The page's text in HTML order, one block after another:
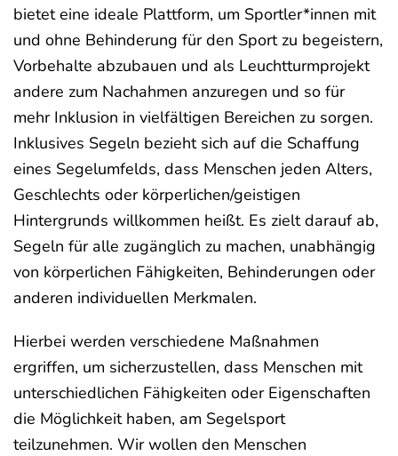
bietet eine ideale Plattform, um Sportler*innen mit
und ohne Behinderung für den Sport zu begeistern,
Vorbehalte abzubauen und als Leuchtturmprojekt
andere zum Nachahmen anzuregen und so für
mehr Inklusion in vielfältigen Bereichen zu sorgen.
Inklusives Segeln bezieht sich auf die Schaffung
eines Segelumfelds, dass Menschen jeden Alters,
Geschlechts oder körperlichen/geistigen
Hintergrunds willkommen heißt. Es zielt darauf ab,
Segeln für alle zugänglich zu machen, unabhängig
von körperlichen Fähigkeiten, Behinderungen oder
anderen individuellen Merkmalen.
Hierbei werden verschiedene Maßnahmen
ergriffen, um sicherzustellen, dass Menschen mit
unterschiedlichen Fähigkeiten oder Eigenschaften
die Möglichkeit haben, am Segelsport
teilzunehmen. Wir wollen den Menschen